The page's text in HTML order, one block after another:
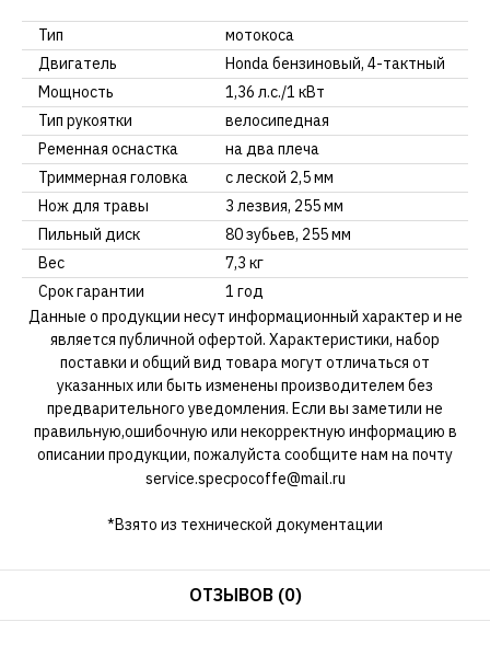
Тип
мотокоса
Двигатель
Honda бензиновый, 4-тактный
Мощность
1,36 л.с./1 кВт
Тип рукоятки
велосипедная
Ременная оснастка
на два плеча
Триммерная головка
с леской 2,5 мм
Нож для травы
3 лезвия, 255 мм
Пильный диск
80 зубьев, 255 мм
Вес
7,3 кг
Срок гарантии
1 год
Данные о продукции несут информационный характер и не
является публичной офертой. Характеристики, набор
поставки и общий вид товара могут отличаться от
указанных или быть изменены производителем без
предварительного уведомления. Если вы заметили не
правильную,ошибочную или некорректную информацию в
описании продукции, пожалуйста сообщите нам на почту
service.specpocoffe@mail.ru
*Взято из технической документации
ОТЗЫВОВ (0)